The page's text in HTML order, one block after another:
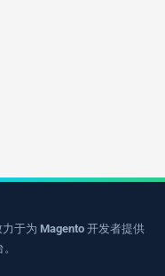
于为 Magento 开发者提供